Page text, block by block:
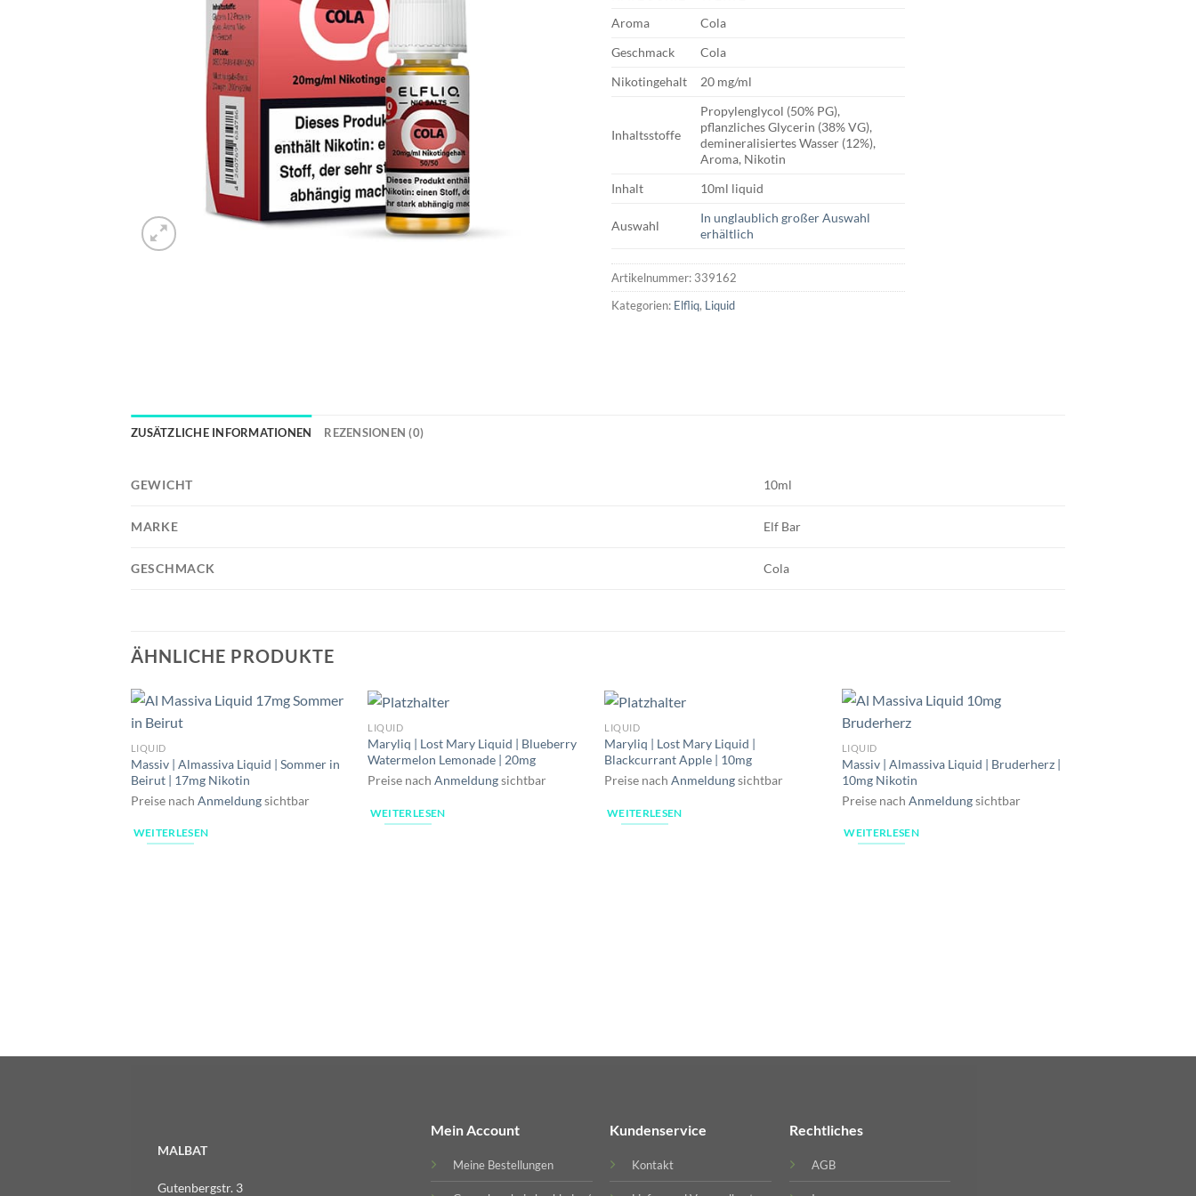
Aroma
Cola
Geschmack
Cola
Nikotingehalt
20 mg/ml
Inhaltsstoffe
Propylenglycol (50% PG),
pflanzliches Glycerin (38% VG),
demineralisiertes Wasser (12%),
Aroma, Nikotin
Inhalt
10ml liquid
Auswahl
In unglaublich großer Auswahl
erhältlich
Artikelnummer: 339162
Kategorien: Elfliq, Liquid
ZUSÄTZLICHE INFORMATIONEN REZENSIONEN (0)
GEWICHT 10ml
MARKE Elf Bar
GESCHMACK Cola
ÄHNLICHE PRODUKTE
LIQUID
Massiv | Almassiva Liquid | Sommer in
Beirut | 17mg Nikotin
Preise nach Anmeldungsichtbar
WEITERLESEN
LIQUID
Maryliq | Lost Mary Liquid | Blueberry
Watermelon Lemonade | 20mg
Preise nachAnmeldungsichtbar
WEITERLESEN
LIQUID
Maryliq | Lost Mary Liquid |
Blackcurrant Apple | 10mg
Preise nachAnmeldungsichtbar
WEITERLESEN
LIQUID
Massiv | Almassiva Liquid | Bruderherz |
10mg Nikotin
Preise nach Anmeldungsichtbar
WEITERLESEN
MALBAT
Gutenbergstr. 3
Mein Account
Meine Bestellungen
Kundenservice
Kontakt
Rechtliches
AGB